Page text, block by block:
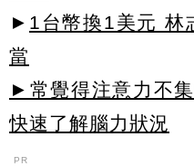
► 1台幣換1美元 林
當
►常覺得注意力不
快速了解腦力狀況
PR